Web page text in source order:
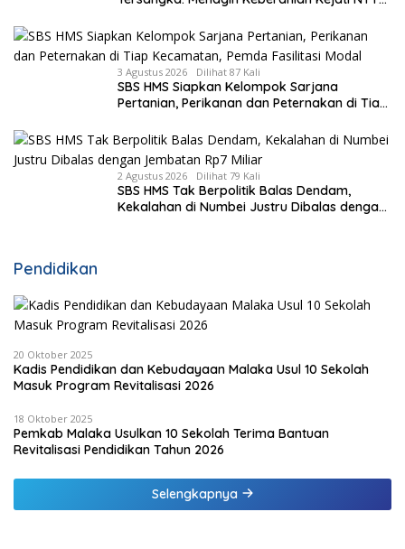
3 Agustus 2026 Dilihat 87 Kali
SBS HMS Siapkan Kelompok Sarjana
Pertanian, Perikanan dan Peternakan di Tiap
2 Agustus 2026 Dilihat 79 Kali
SBS HMS Tak Berpolitik Balas Dendam,
Kekalahan di Numbei Justru Dibalas dengan
Pendidikan
20 Oktober 2025
Kadis Pendidikan dan Kebudayaan Malaka Usul 10 Sekolah
Masuk Program Revitalisasi 2026
18 Oktober 2025
Pemkab Malaka Usulkan 10 Sekolah Terima Bantuan
Revitalisasi Pendidikan Tahun 2026
Selengkapnya